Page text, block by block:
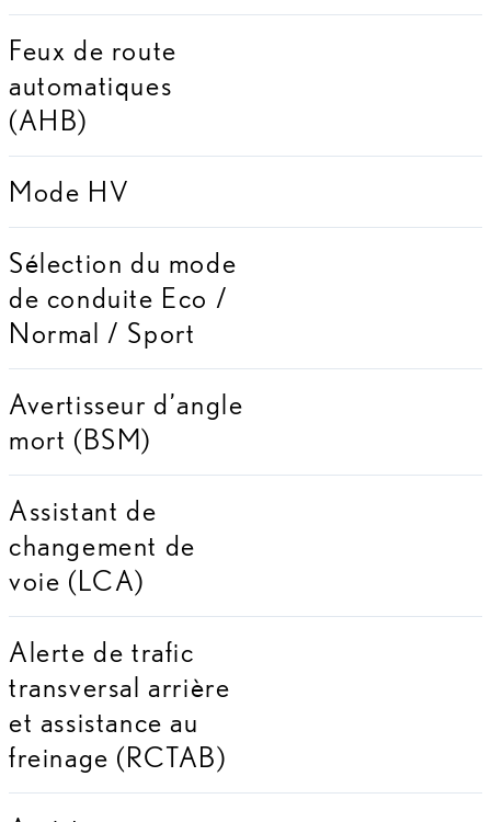
Feux de route
automatiques
(AHB)
Mode HV
Sélection du mode
de conduite Eco /
Normal / Sport
Avertisseur d’angle
mort (BSM)
Assistant de
changement de
voie (LCA)
Alerte de trafic
transversal arrière
et assistance au
freinage (RCTAB)